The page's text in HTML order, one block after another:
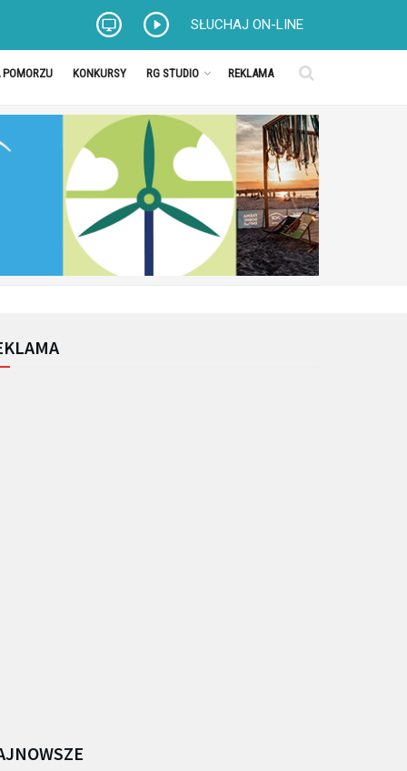
SŁUCHAJ ON-LINE
KONKURSY RG STUDIO REKLAMA